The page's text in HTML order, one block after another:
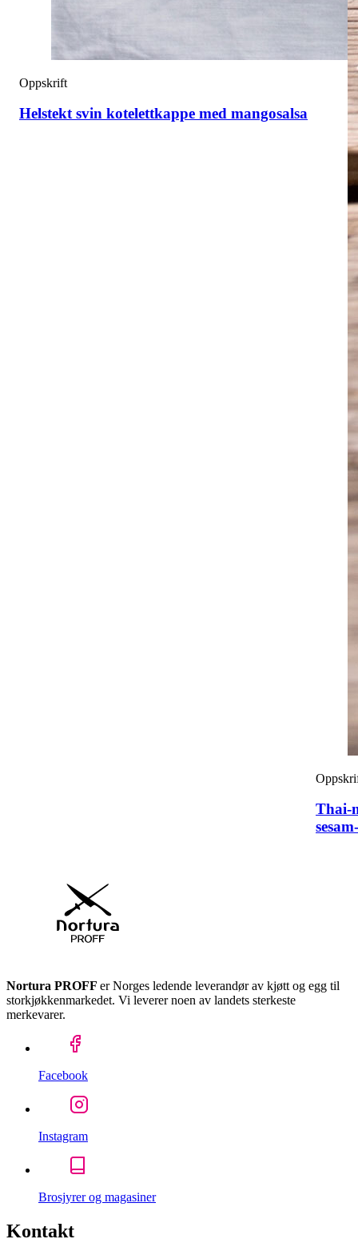
Oppskrift
Helstekt svin kotelettkappe med mangosalsa
Thai-
Nortura PROFF er Norges ledende leverandør av kjøtt og egg til
storkjøkkenmarkedet. Vi leverer noen av landets sterkeste
merkevarer.
Facebook
Instagram
Brosjyrer og magasiner
Kontakt